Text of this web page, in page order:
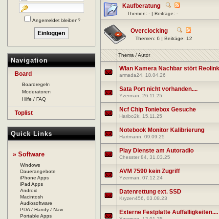
Angemeldet bleiben?
Navigation
Board
Boardregeln
Moderatoren
Hilfe / FAQ
Toplist
Quick Links
» Software
Windows
Dauerangebote
iPhone Apps
iPad Apps
Android
Macintosh
Audiosoftware
PDA / Handy / Navi
Portable Apps
Kaufberatung
Themen: - | Beiträge: -
Overclocking
Themen: 6 | Beiträge: 12
Thema/Autor
Wlan Kamera Nachbar stört
armada24, 18.04.26
Sata Port nicht vorhanden....
Yzerman, 26.11.25
Ncf Chip Toniebox Gesuche
Haribo2k, 15.11.25
Notebook Monitor Kalibrierung
Hartmann, 09.09.25
Play Dienste am Autoradio
Chesster 84, 31.03.25
AVM 7590 kein Zugriff
Yzerman, 07.12.24
Datenrettung ext. SSD
Kryzen456, 03.08.23
Externe Festplatte Auffälligkeiten....